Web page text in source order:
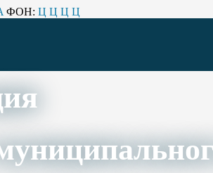
ФОН: Ц Ц Ц Ц